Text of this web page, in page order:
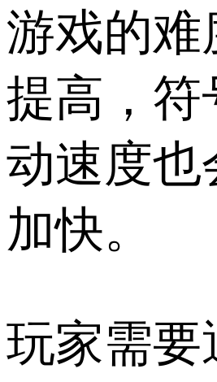
游戏的难
提高，符
动速度也
加快。
玩家需要